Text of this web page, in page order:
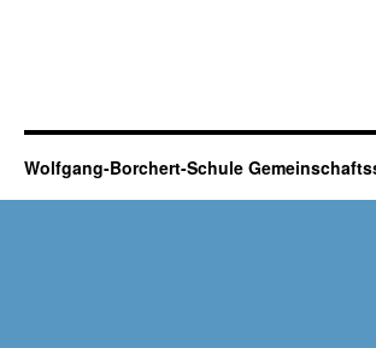
Wolfgang-Borchert-Schule